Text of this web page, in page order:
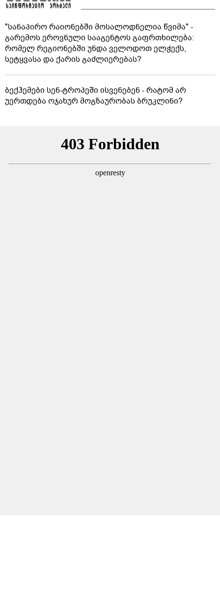
"სანაპირო რაიონებში მოსალოდნელია წვიმა" -
გარემოს ეროვნული სააგენტოს გაფრთხილება:
რომელ რეგიონებში უნდა ველოდოთ ელჭექს,
სეტყვასა და ქარის გაძლიერებას?
ბექჰემები სენ-ტროპეში ისვენებენ - რატომ არ
უერთდება ოჯახურ მოგზაურობას ბრუკლინი?